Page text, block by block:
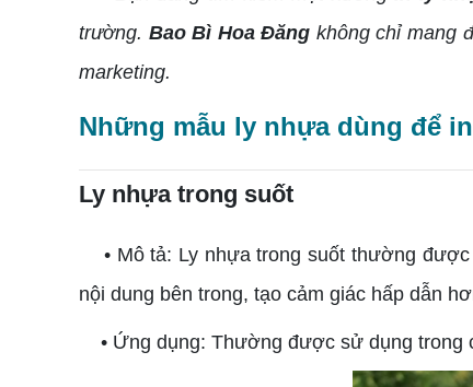
trường. Bao Bì Hoa Đăng không chỉ mang
marketing.
Những mẫu ly nhựa dùng để
Ly nhựa trong suốt
• Mô tả: Ly nhựa trong suốt thường
nội dung bên trong, tạo cảm giác hấp dẫn
• Ứng dụng: Thường được sử dụng trong